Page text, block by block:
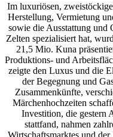
Im luxuriösen,
Herstellung, Vermietung
sowie die Ausstattung und
Zelten spezialisiert hat,
21,5 Mio. Kuna
Produktions- und
zeigte den Luxus und die
der Begegnung und
Zusammenkünfte,
Märchenhochzeiten
Investition, die gestern
stattfand, nahmen
Wirtschaftsmarktes und